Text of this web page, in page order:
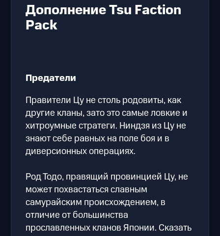
Дополнение Tsu Faction
Pack
Предатели
Правители Цу не столь родовиты, как
другие кланы, зато это самые ловкие и
хитроумные стратеги. Ниндзя из Цу не
знают себе равных на поле боя и в
диверсионных операциях.
Род Тодо, правящий провинцией Цу, не
может похвастаться славным
самурайским происхождением, в
отличие от большинства
прославленных кланов Японии. Сказать